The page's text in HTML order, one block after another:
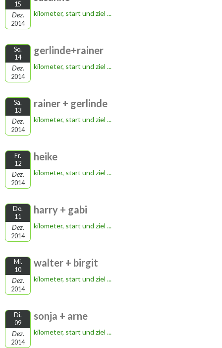
15
Dez.
2014
kilometer, start und ziel ...
So.
14
Dez.
2014
gerlinde+rainer
kilometer, start und ziel ...
Sa.
13
Dez.
2014
rainer + gerlinde
kilometer, start und ziel ...
Fr.
12
Dez.
2014
heike
kilometer, start und ziel ...
Do.
11
Dez.
2014
harry + gabi
kilometer, start und ziel ...
Mi.
10
Dez.
2014
walter + birgit
kilometer, start und ziel ...
Di.
09
Dez.
2014
sonja + arne
kilometer, start und ziel ...